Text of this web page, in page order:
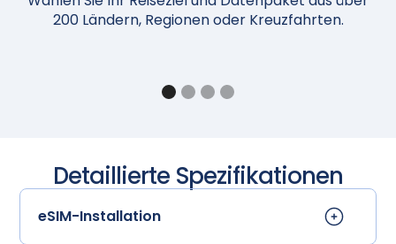
200 Ländern, Regionen oder Kreuzfahrten.
Detaillierte Spezifikationen
eSIM-Installation